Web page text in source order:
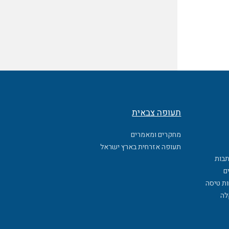
טיסה
תעופה צבאית
מחקרים ומאמרים
תעופה אזרחית בארץ ישראל